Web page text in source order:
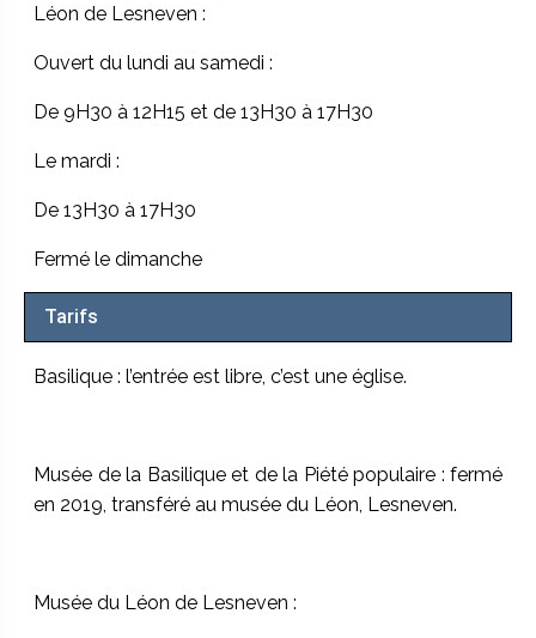
Léon de Lesneven :
Ouvert du lundi au samedi :
De 9H30 à 12H15 et de 13H30 à 17H30
Le mardi :
De 13H30 à 17H30
Fermé le dimanche
Tarifs
Basilique : l’entrée est libre, c’est une église.
Musée de la Basilique et de la Piété populaire : fermé
en 2019, transféré au musée du Léon, Lesneven.
Musée du Léon de Lesneven :